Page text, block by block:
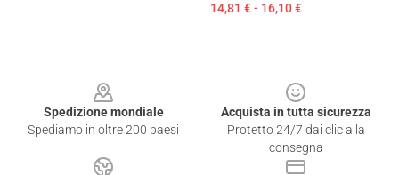
14,81 € - 16,10 €
Spedizione mondiale
Spediamo in oltre 200 paesi
Acquista in tutta sicurezza
Protetto 24/7 dai clic alla
consegna